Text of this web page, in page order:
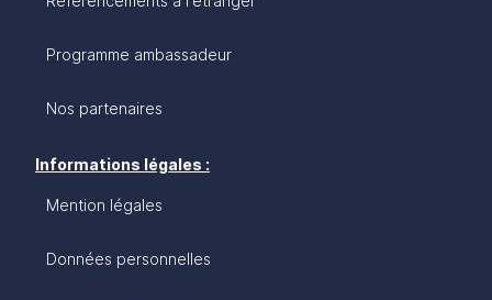
Programme ambassadeur
Nos partenaires
Informations légales :
Mention légales
Données personnelles